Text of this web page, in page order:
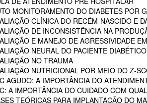
MONITORAMENTO DO DIABETES POR
CLÍNICA DO RECÉM-NASCIDO E
DE INCONSISTÊNCIA NA
E MANEJO DE AGRESSIVIDADE
NEURAL DO PACIENTE DIABÉTICO
NO TRAUMA
NUTRICIONAL POR MEIO DO Z-
AGUDO: A IMPORTÂNCIA DO
A IMPORTÂNCIA DO CUIDADO COM
TEÓRICAS PARA IMPLANTAÇÃO DO